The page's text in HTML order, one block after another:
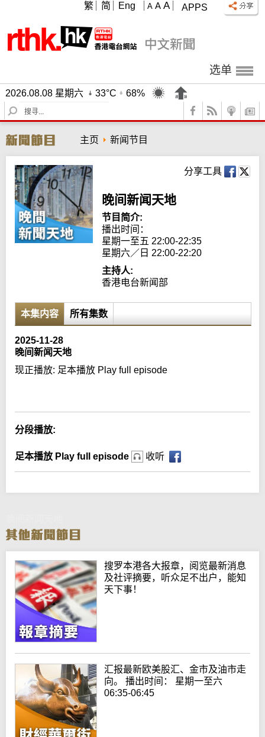
APPS
A A A
繁 简 Eng
选单
2026.08.08 星期六 33°C
68%
S
e
r
c
h
主页 新闻节目
分享工具
晚间新闻天地
节目简介:
播出时间：
星期一至五 22:00-22:35
星期六／日 22:00-22:20
主持人:
香港电台新闻部
本集内容 所有集数
2025-11-28
晚间新闻天地
现正播放: 足本播放 Play full episode
分段播放:
足本播放 Play full episode 收听
搜罗本港各大报章，阅览最新消息
及社评摘要，听众足不出户，能知
天下事！
汇报最新欧美股汇、金市及油市走
向。 播出时间： 星期一至六
06:35-06:45